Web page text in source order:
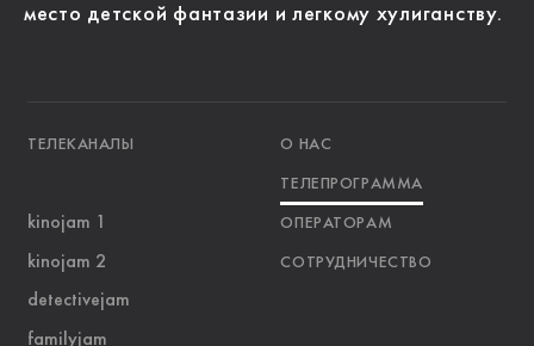
место детской фантазии и легкому хулиганству.
ТЕЛЕКАНАЛЫ О НАС
ТЕЛЕПРОГРАММА
ОПЕРАТОРАМ
СОТРУДНИЧЕСТВО
kinojam 1
kinojam 2
detectivejam
familyjam